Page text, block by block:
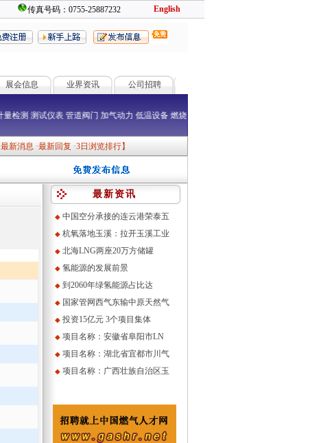
传真号码：0755-25887232 English
展会信息 业界资讯 公司招聘
计量检测 测试仪表 管道阀门 加气动力 低温设备 燃烧器
最新消息 ·最新回复 ·3日浏览排行】
最新资讯
◆ 中国空分承接的连云港荣泰五
◆ 杭氧落地玉溪：拉开玉溪工业
◆ 北海LNG两座20万方储罐
◆ 氢能源的发展前景
◆ 到2060年绿氢能源占比达
◆ 国家管网西气东输中原天然气
◆ 投资15亿元 3个项目集体
◆ 项目名称：安徽省阜阳市LN
◆ 项目名称：湖北省宜都市川气
◆ 项目名称：广西壮族自治区玉